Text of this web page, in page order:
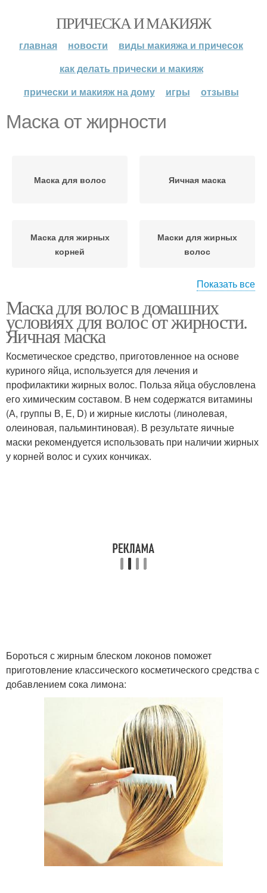
ПРИЧЕСКА И МАКИЯЖ
главная новости
виды макияжа и причесок
как делать прически и макияж
прически и макияж на дому
игры отзывы
Маска от жирности
Маска для волос Яичная маска
Маска для жирных
корней
Маски для жирных
волос
Маски против жирности Маски для волос
Маска с глиной Кефирная маска
Маска с медом Маска против жирности
Творожная маска
Эффективная маска Маска против перхоти
Домашние маски
Показать все
Маска для волос в домашних
условиях для волос от жирности.
Яичная маска
Косметическое средство, приготовленное на основе
куриного яйца, используется для лечения и
профилактики жирных волос. Польза яйца обусловлена
его химическим составом. В нем содержатся витамины
(А, группы В, Е, D) и жирные кислоты (линолевая,
олеиновая, пальминтиновая). В результате яичные
маски рекомендуется использовать при наличии жирных
у корней волос и сухих кончиках.
Бороться с жирным блеском локонов поможет
приготовление классического косметического средства с
добавлением сока лимона: